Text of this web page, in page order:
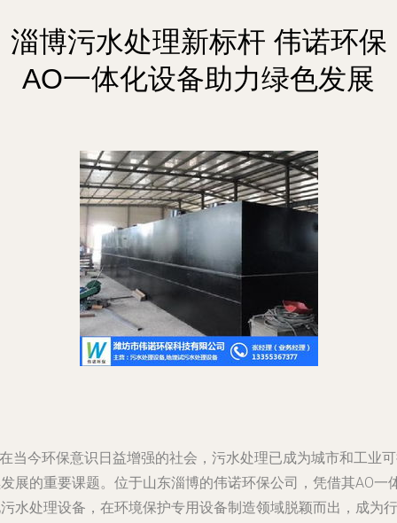
淄博污水处理新标杆 伟诺环保
AO一体化设备助力绿色发展
当今环保意识日益增强的社会，污水处理已成为城市和工业
展的重要课题。位于山东淄博的伟诺环保公司，凭借其AO一
水处理设备，在环境保护专用设备制造领域脱颖而出，成为行